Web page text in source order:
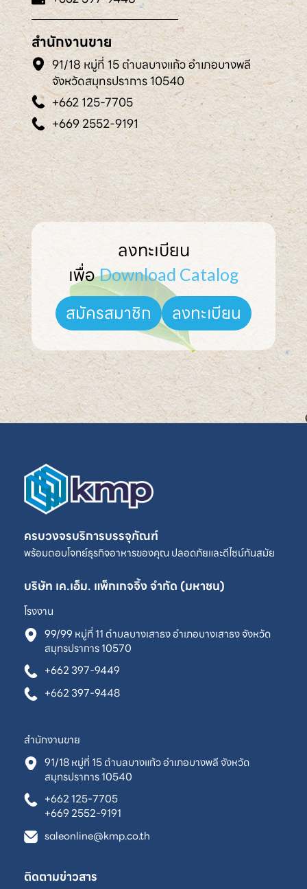
สำนักงานขาย
91/18 หมู่ที่ 15 ตำบลบางแก้ว อำเภอบางพลี
จังหวัดสมุทรปราการ 10540
+662 125-7705
+669 2552-9191
ลงทะเบียน
เพื่อ Download Catalog
สมัครสมาชิก ลงทะเบียน
ครบวงจรบริการบรรจุภัณฑ์
พร้อมตอบโจทย์ธุรกิจอาหารของคุณ ปลอดภัยและดีไซน์ทันสมัย
บริษัท เค.เอ็ม. แพ็กเกจจิ้ง จำกัด (มหาชน)
โรงงาน
99/99 หมู่ที่ 11 ตำบลบางเสาธง อำเภอบางเสาธง จังหวัด
สมุทรปราการ 10570
+662 397-9449
+662 397-9448
สำนักงานขาย
91/18 หมู่ที่ 15 ตำบลบางแก้ว อำเภอบางพลี จังหวัด
สมุทรปราการ 10540
+662 125-7705
+669 2552-9191
saleonline@kmp.co.th
ติดตามข่าวสาร